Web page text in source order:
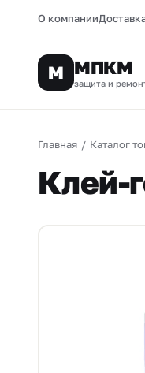
О компании
М МПКМ
защита и
Главная / Каталог
Клей-